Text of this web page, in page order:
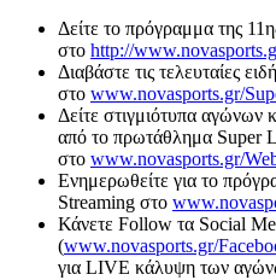
Δείτε το πρόγραμμα της
στο http://
Διαβάστε τις τελευταίες
στο www.novasports.gr/
Δείτε στιγμιότυπα αγώνων
από το πρωτάθλημα Super
στο www.novasports.gr/
Ενημερωθείτε για το
Streaming στο
Κάνετε Follow τα Social
(www.novasports.gr/
για LIVE κάλυψη των